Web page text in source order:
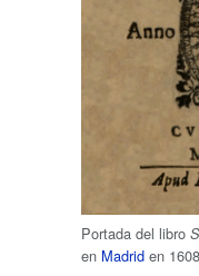
Portada del libro
en Madrid en